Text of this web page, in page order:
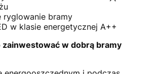
ryglowanie bramy
w klasie energetycznej A++
zainwestować w dobrą bramy